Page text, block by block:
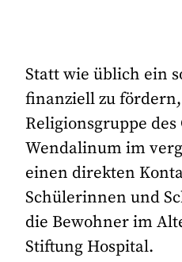
Statt wie üblich ein
finanziell zu
Religionsgruppe
Wendalinum im
einen direkten
Schülerinnen und
die Bewohner im
Stiftung Hospital.